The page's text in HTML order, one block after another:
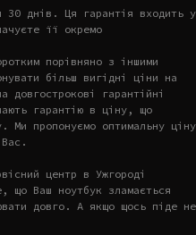
30 днів. Ця гарантія входить у
її окремо
порівняно з іншими
більш вигідні ціни на
довгострокові гарантійні
гарантію в ціну, що
Ми пропонуємо оптимальну ціну
центр в Ужгороді
що Ваш ноутбук зламається
довго. А якщо щось піде не